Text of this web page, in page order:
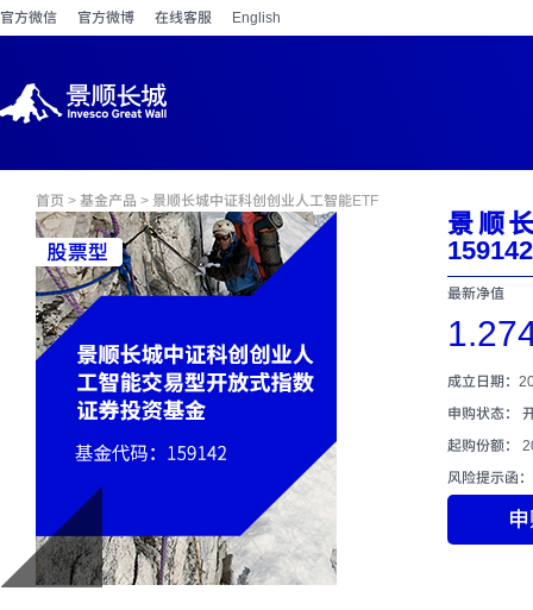
官方微信 官方微博 在线客服 English
首页 > 基金产品 > 景顺长城中证科创创业人工智能ETF
景顺
最新净值
成立日期：
申购状态：
起购份额：
风险提示函：